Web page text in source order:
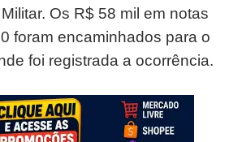
Os R$ 58 mil em notas
foram encaminhados para o
foi registrada a ocorrência.